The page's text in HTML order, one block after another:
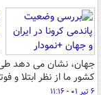
کشور ما از نظر ابتلا و
۶ تیر ۰۱ - ۱۱:۱۶